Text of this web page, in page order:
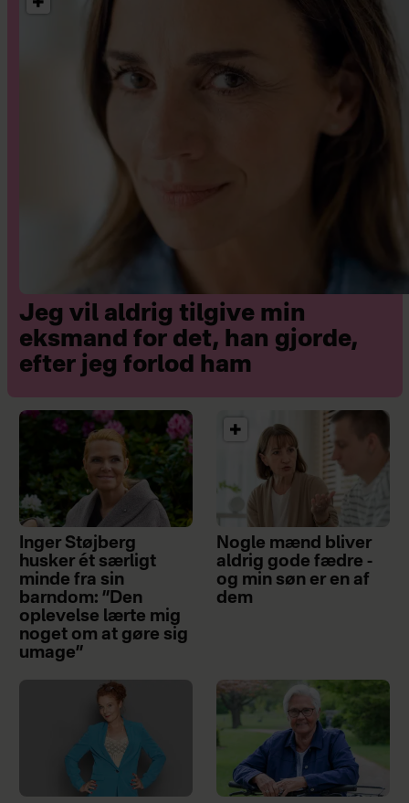
Jeg vil aldrig tilgive min
eksmand for det, han gjorde,
efter jeg forlod ham
Inger Støjberg
husker ét særligt
minde fra sin
barndom: ”Den
oplevelse lærte mig
noget om at gøre sig
umage”
Nogle mænd bliver
aldrig gode fædre -
og min søn er en af
dem